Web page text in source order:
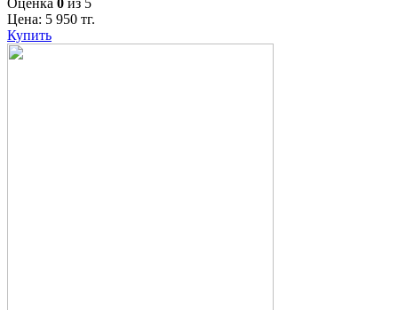
Цена: 5 950 тг.
Купить